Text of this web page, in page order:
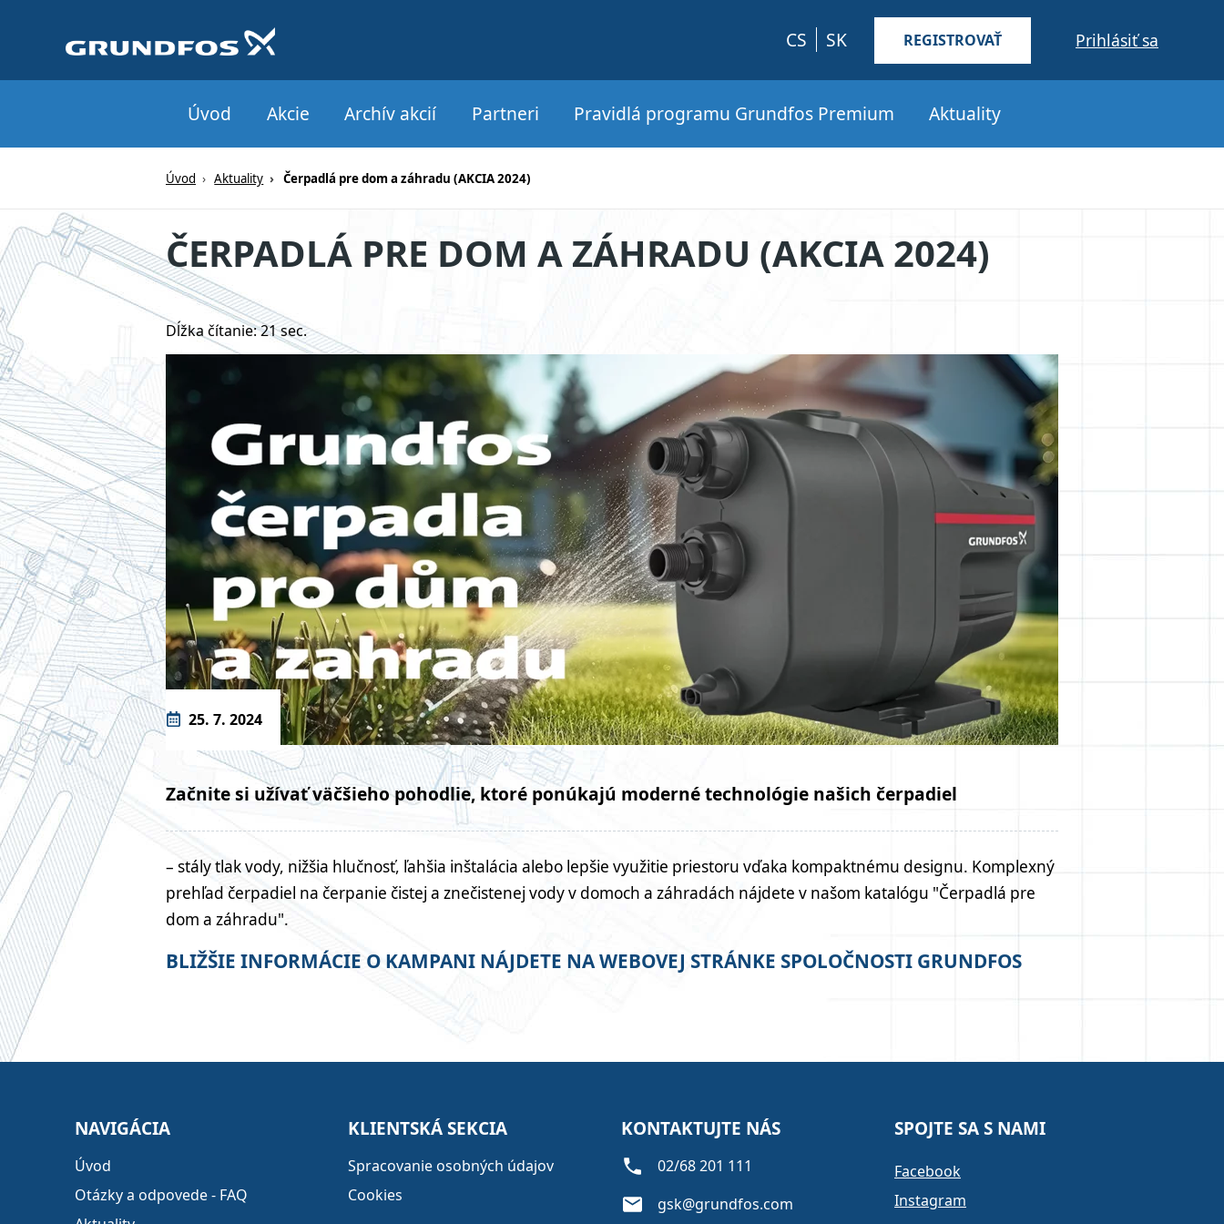
CS SK REGISTROVAŤ Prihlásiť sa
Úvod Akcie Archív akcií Partneri Pravidlá programu Grundfos Premium Aktuality
Úvod Aktuality Čerpadlá pre dom a záhradu (AKCIA 2024)
ČERPADLÁ PRE DOM A ZÁHRADU (AKCIA 2024)
Dĺžka čítanie: 21 sec.
25. 7. 2024
Začnite si užívať väčšieho pohodlie, ktoré ponúkajú moderné technológie našich čerpadiel
– stály tlak vody, nižšia hlučnosť, ľahšia inštalácia alebo lepšie využitie priestoru vďaka kompaktnému designu. Komplexný
prehľad čerpadiel na čerpanie čistej a znečistenej vody v domoch a záhradách nájdete v našom katalógu "Čerpadlá pre
dom a záhradu".
BLIŽŠIE INFORMÁCIE O KAMPANI NÁJDETE NA WEBOVEJ STRÁNKE SPOLOČNOSTI GRUNDFOS
NAVIGÁCIA
Úvod
Otázky a odpovede - FAQ
KLIENTSKÁ SEKCIA
Spracovanie osobných údajov
Cookies
KONTAKTUJTE NÁS
02/68 201 111
gsk@grundfos.com
SPOJTE SA S NAMI
Facebook
Instagram